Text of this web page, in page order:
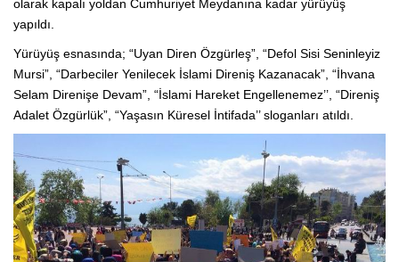
olarak kapalı yoldan Cumhuriyet Meydanına kadar yürüyüş
yapıldı.
Yürüyüş esnasında; “Uyan Diren Özgürleş”, “Defol Sisi Seninleyiz
Mursi”, “Darbeciler Yenilecek İslami Direniş Kazanacak”, “İhvana
Selam Direnişe Devam”, “İslami Hareket Engellenemez’’, “Direniş
Adalet Özgürlük”, “Yaşasın Küresel İntifada’’ sloganları atıldı.